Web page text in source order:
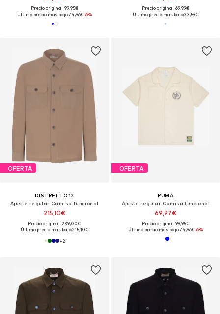
Precio original: 99,95€
Último precio más bajo:74,96€-6%
Precio original: 69,99€
Último precio más bajo:33,59€
OFERTA
DISTRETTO12
Ajuste regular Camisa funcional
215,10€
Precio original: 239,00€
Último precio más bajo:215,10€
+2
OFERTA
PUMA
Ajuste regular Camisa funcional
69,97€
Precio original: 99,95€
Último precio más bajo:74,96€-6%